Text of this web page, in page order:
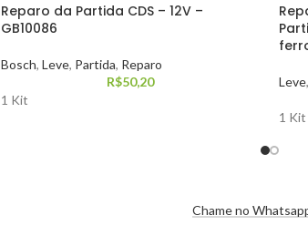
Reparo da Partida CDS – 12V –
GB10086
Bosch, Leve, Partida, Reparo
R$50,20
1 Kit
Leve,
1 Kit
Chame no